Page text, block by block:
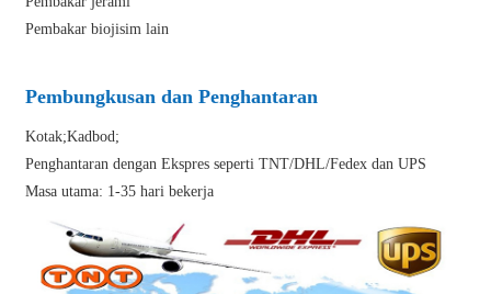
Pembakar biojisim lain
Pembungkusan dan Penghantaran
Kotak;Kadbod;
Penghantaran dengan Ekspres seperti TNT/DHL/Fedex dan UPS
Masa utama: 1-35 hari bekerja